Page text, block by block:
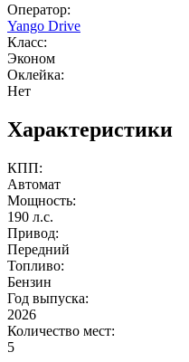
Оператор:
Yango Drive
Класс:
Эконом
Оклейка:
Нет
Характеристики
КПП:
Автомат
Мощность:
190 л.с.
Привод:
Передний
Топливо:
Бензин
Год выпуска:
2026
Количество мест:
5